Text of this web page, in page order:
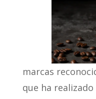
marcas
que ha